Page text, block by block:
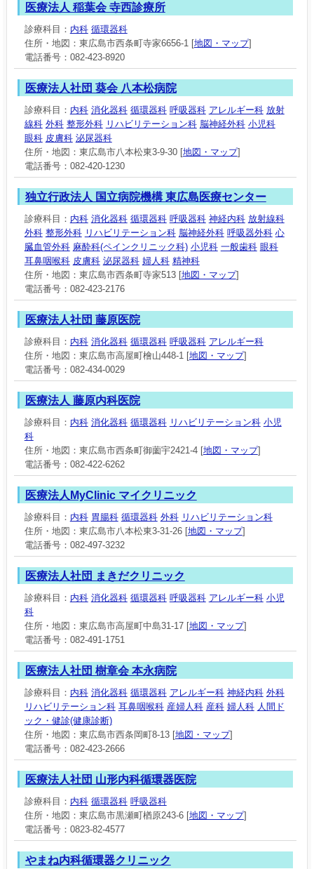
医療法人 稲葉会 寺西診療所
診療科目： 内科 循環器科
住所・地図：東広島市西条町寺家6656-1 [地図・マップ]
電話番号：082-423-8920
医療法人社団 葵会 八本松病院
診療科目： 内科 消化器科 循環器科 呼吸器科 アレルギー科 放射
線科 外科 整形外科 リハビリテーション科 脳神経外科 小児科
眼科 皮膚科 泌尿器科
住所・地図：東広島市八本松東3-9-30 [地図・マップ]
電話番号：082-420-1230
独立行政法人 国立病院機構 東広島医療センター
診療科目： 内科 消化器科 循環器科 呼吸器科 神経内科 放射線科
外科 整形外科 リハビリテーション科 脳神経外科 呼吸器外科 心
臓血管外科 麻酔科(ペインクリニック科) 小児科 一般歯科 眼科
耳鼻咽喉科 皮膚科 泌尿器科 婦人科 精神科
住所・地図：東広島市西条町寺家513 [地図・マップ]
電話番号：082-423-2176
医療法人社団 藤原医院
診療科目： 内科 消化器科 循環器科 呼吸器科 アレルギー科
住所・地図：東広島市高屋町檜山448-1 [地図・マップ]
電話番号：082-434-0029
医療法人 藤原内科医院
診療科目： 内科 消化器科 循環器科 リハビリテーション科 小児
科
住所・地図：東広島市西条町御薗宇2421-4 [地図・マップ]
電話番号：082-422-6262
医療法人MyClinic マイクリニック
診療科目： 内科 胃腸科 循環器科 外科 リハビリテーション科
住所・地図：東広島市八本松東3-31-26 [地図・マップ]
電話番号：082-497-3232
医療法人社団 まきだクリニック
診療科目： 内科 消化器科 循環器科 呼吸器科 アレルギー科 小児
科
住所・地図：東広島市高屋町中島31-17 [地図・マップ]
電話番号：082-491-1751
医療法人社団 樹章会 本永病院
診療科目： 内科 消化器科 循環器科 アレルギー科 神経内科 外科
リハビリテーション科 耳鼻咽喉科 産婦人科 産科 婦人科 人間ド
ック・健診(健康診断)
住所・地図：東広島市西条岡町8-13 [地図・マップ]
電話番号：082-423-2666
医療法人社団 山形内科循環器医院
診療科目： 内科 循環器科 呼吸器科
住所・地図：東広島市黒瀬町楢原243-6 [地図・マップ]
電話番号：0823-82-4577
やまね内科循環器クリニック